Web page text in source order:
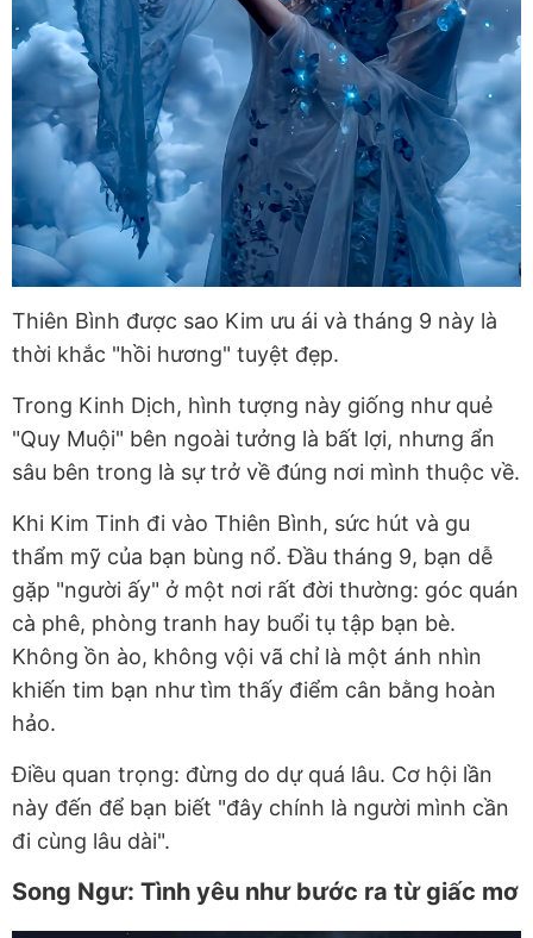
Thiên Bình được sao Kim ưu ái và tháng 9 này là
thời khắc "hồi hương" tuyệt đẹp.
Trong Kinh Dịch, hình tượng này giống như quẻ
"Quy Muội" bên ngoài tưởng là bất lợi, nhưng ẩn
sâu bên trong là sự trở về đúng nơi mình thuộc về.
Khi Kim Tinh đi vào Thiên Bình, sức hút và gu
thẩm mỹ của bạn bùng nổ. Đầu tháng 9, bạn dễ
gặp "người ấy" ở một nơi rất đời thường: góc quán
cà phê, phòng tranh hay buổi tụ tập bạn bè.
Không ồn ào, không vội vã chỉ là một ánh nhìn
khiến tim bạn như tìm thấy điểm cân bằng hoàn
hảo.
Điều quan trọng: đừng do dự quá lâu. Cơ hội lần
này đến để bạn biết "đây chính là người mình cần
đi cùng lâu dài".
Song Ngư: Tình yêu như bước ra từ giấc mơ